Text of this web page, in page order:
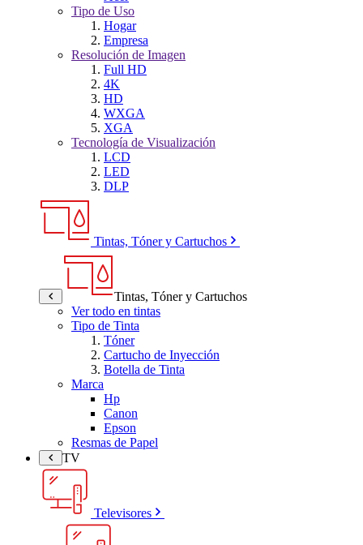
Tipo de Uso
Hogar
Empresa
Resolución de Imagen
Full HD
4K
HD
WXGA
XGA
Tecnología de Visualización
LCD
LED
DLP
Tintas, Tóner y Cartuchos
Tintas, Tóner y Cartuchos
Ver todo en tintas
Tipo de Tinta
Tóner
Cartucho de Inyección
Botella de Tinta
Marca
Hp
Canon
Epson
Resmas de Papel
TV
Televisores